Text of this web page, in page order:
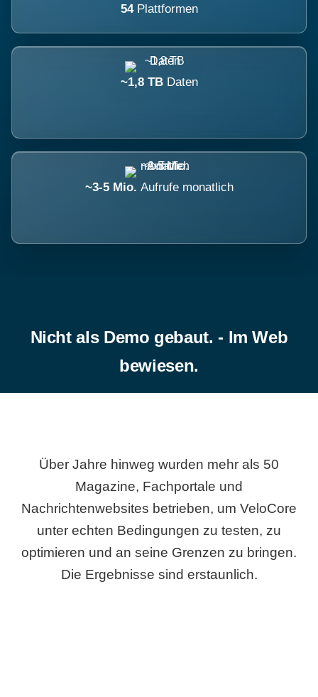
54 Plattformen
~1,8 TB Daten
~3-5 Mio. Aufrufe monatlich
Nicht als Demo gebaut. - Im Web
bewiesen.
Über Jahre hinweg wurden mehr als 50
Magazine, Fachportale und
Nachrichtenwebsites betrieben, um VeloCore
unter echten Bedingungen zu testen, zu
optimieren und an seine Grenzen zu bringen.
Die Ergebnisse sind erstaunlich.